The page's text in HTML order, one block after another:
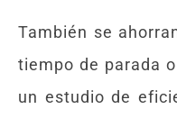
También se
tiempo de parada
un estudio de